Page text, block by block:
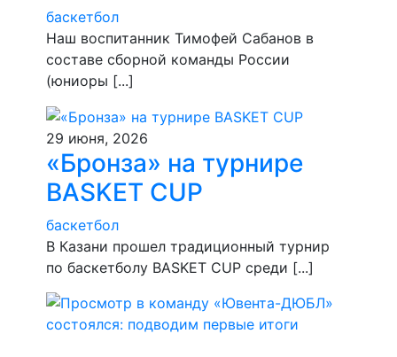
баскетбол
Наш воспитанник Тимофей Сабанов в
составе сборной команды России
(юниоры [...]
29 июня, 2026
«Бронза» на турнире
BASKET CUP
баскетбол
В Казани прошел традиционный турнир
по баскетболу BASKET CUP среди [...]